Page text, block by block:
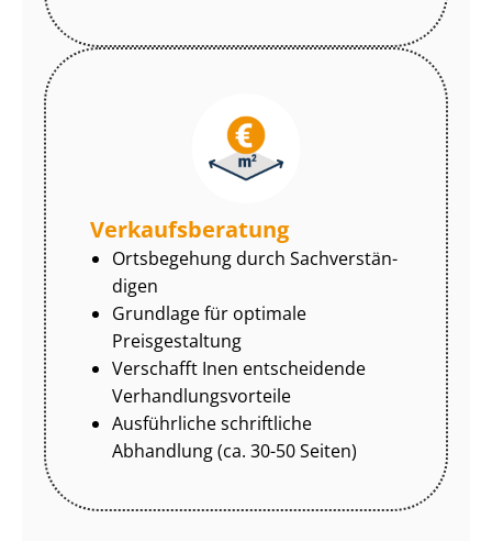
Ver­kaufs­be­ra­tung
Ortsbegehung durch Sach­ver­stän­
di­gen
Grundlage für optimale
Preisgestaltung
Verschafft Inen entscheidende
Ver­hand­lungs­vor­tei­le
Ausführliche schriftliche
Abhandlung (ca. 30-50 Seiten)